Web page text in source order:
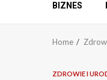
BIZNES
Home
ZDROWIE I